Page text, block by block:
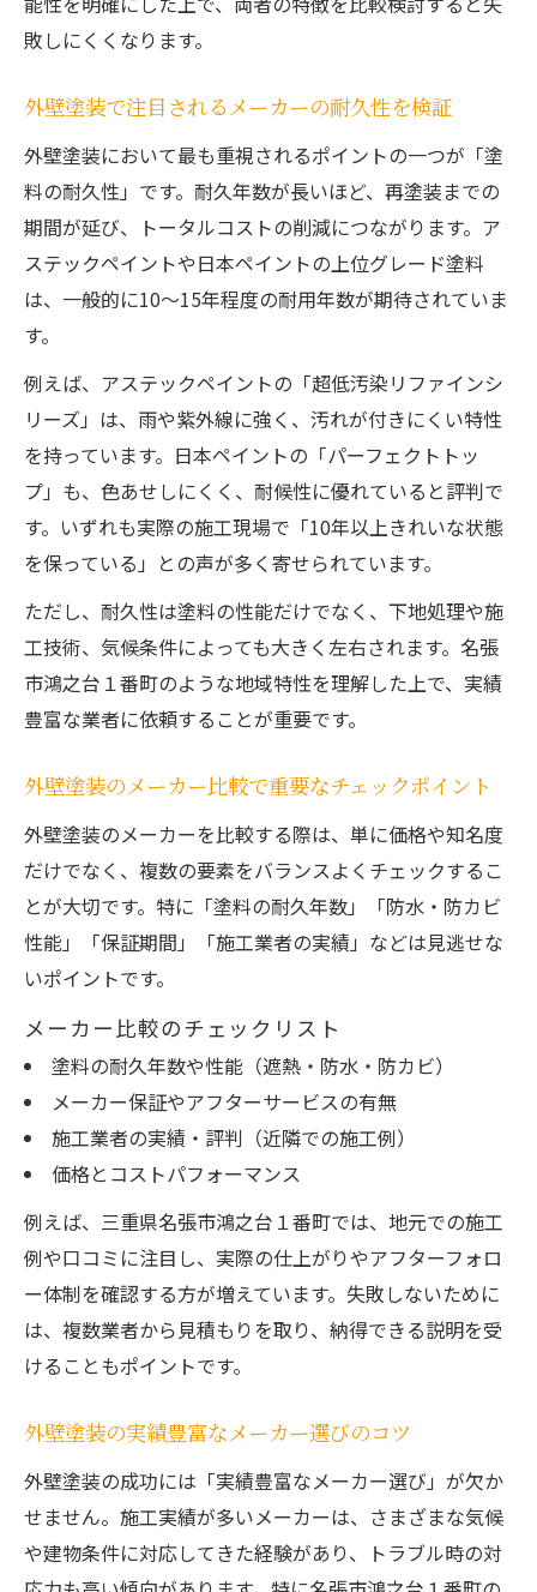
敗しにくくなります。
外壁塗装で注目されるメーカーの耐久性を検証
外壁塗装において最も重視されるポイントの一つが「塗
料の耐久性」です。耐久年数が長いほど、再塗装までの
期間が延び、トータルコストの削減につながります。ア
ステックペイントや日本ペイントの上位グレード塗料
は、一般的に10～15年程度の耐用年数が期待されていま
す。
例えば、アステックペイントの「超低汚染リファインシ
リーズ」は、雨や紫外線に強く、汚れが付きにくい特性
を持っています。日本ペイントの「パーフェクトトッ
プ」も、色あせしにくく、耐候性に優れていると評判で
す。いずれも実際の施工現場で「10年以上きれいな状態
を保っている」との声が多く寄せられています。
ただし、耐久性は塗料の性能だけでなく、下地処理や施
工技術、気候条件によっても大きく左右されます。名張
市鴻之台１番町のような地域特性を理解した上で、実績
豊富な業者に依頼することが重要です。
外壁塗装のメーカー比較で重要なチェックポイント
外壁塗装のメーカーを比較する際は、単に価格や知名度
だけでなく、複数の要素をバランスよくチェックするこ
とが大切です。特に「塗料の耐久年数」「防水・防カビ
性能」「保証期間」「施工業者の実績」などは見逃せな
いポイントです。
メーカー比較のチェックリスト
塗料の耐久年数や性能（遮熱・防水・防カビ）
メーカー保証やアフターサービスの有無
施工業者の実績・評判（近隣での施工例）
価格とコストパフォーマンス
例えば、三重県名張市鴻之台１番町では、地元での施工
例や口コミに注目し、実際の仕上がりやアフターフォロ
ー体制を確認する方が増えています。失敗しないために
は、複数業者から見積もりを取り、納得できる説明を受
けることもポイントです。
外壁塗装の実績豊富なメーカー選びのコツ
外壁塗装の成功には「実績豊富なメーカー選び」が欠か
せません。施工実績が多いメーカーは、さまざまな気候
や建物条件に対応してきた経験があり、トラブル時の対